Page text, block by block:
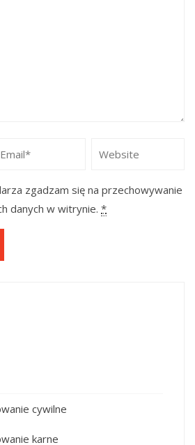
zgadzam się na przechowywanie
danych w witrynie. *
cywilne
karne